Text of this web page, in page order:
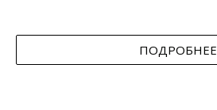
ПОДРОБНЕЕ